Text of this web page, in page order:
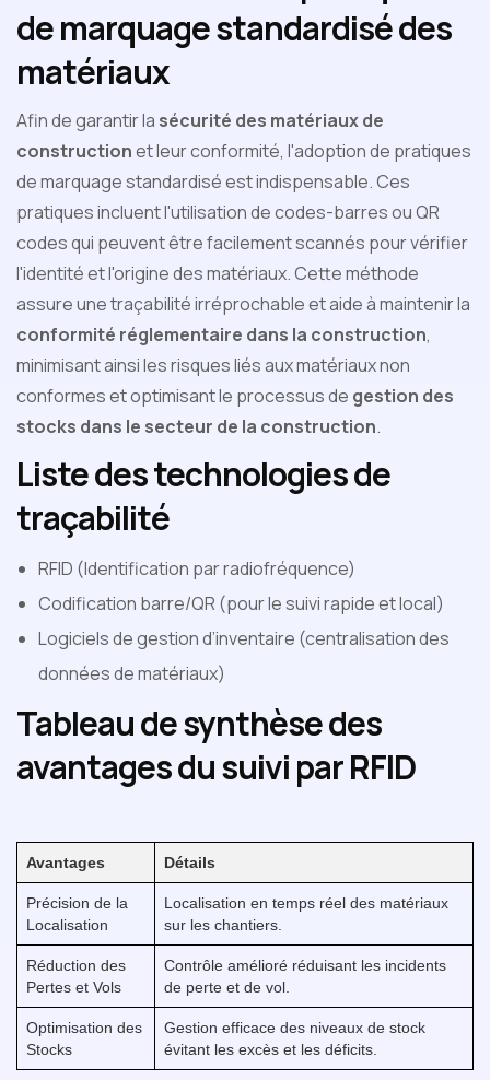
de marquage standardisé des
matériaux
Afin de garantir la sécurité des matériaux de
constructionet leur conformité, l'adoption de pratiques
de marquage standardisé est indispensable. Ces
pratiques incluent l'utilisation de codes-barres ou QR
codes qui peuvent être facilement scannés pour vérifier
l'identité et l'origine des matériaux. Cette méthode
assure une traçabilité irréprochable et aide à maintenir la
conformité réglementaire dans la construction,
minimisant ainsi les risques liés aux matériaux non
conformes et optimisant le processus de gestion des
stocks dans le secteur de la construction.
Liste des technologies de
traçabilité
RFID (Identification par radiofréquence)
Codification barre/QR (pour le suivi rapide et local)
Logiciels de gestion d’inventaire (centralisation des
données de matériaux)
Tableau de synthèse des
avantages du suivi par RFID
Avantages Détails
Précision de la
Localisation
Localisation en temps réel des matériaux
sur les chantiers.
Réduction des
Pertes et Vols
Contrôle amélioré réduisant les incidents
de perte et de vol.
Optimisation des
Stocks
Gestion efficace des niveaux de stock
évitant les excès et les déficits.